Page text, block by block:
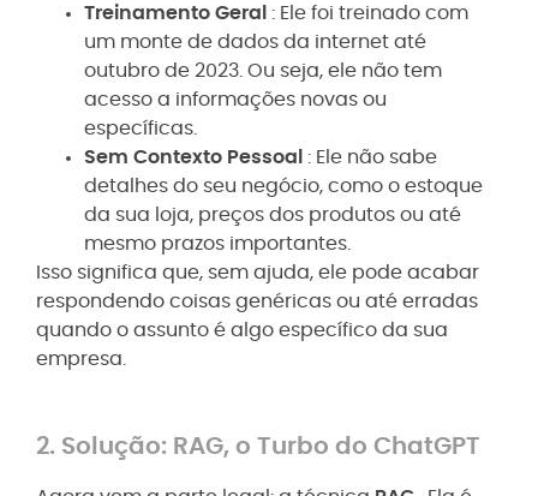
Treinamento Geral : Ele foi treinado com
um monte de dados da internet até
outubro de 2023. Ou seja, ele não tem
acesso a informações novas ou
específicas.
Sem Contexto Pessoal : Ele não sabe
detalhes do seu negócio, como o estoque
da sua loja, preços dos produtos ou até
mesmo prazos importantes.
Isso significa que, sem ajuda, ele pode acabar
respondendo coisas genéricas ou até erradas
quando o assunto é algo específico da sua
empresa.
2. Solução: RAG, o Turbo do ChatGPT